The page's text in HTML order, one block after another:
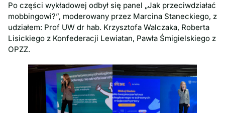
Po części wykładowej odbył się panel „Jak przeciwdziałać
mobbingowi?”, moderowany przez Marcina Staneckiego, z
udziałem: Prof UW dr hab. Krzysztofa Walczaka, Roberta
Lisickiego z Konfederacji Lewiatan, Pawła Śmigielskiego z
OPZZ.